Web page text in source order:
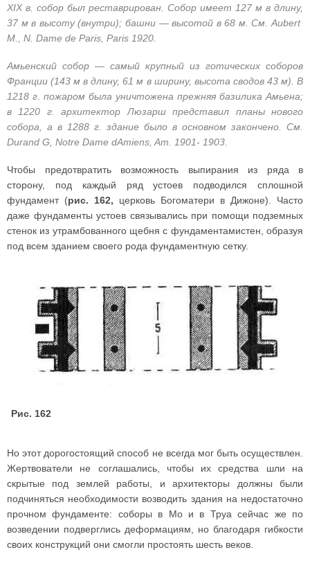
XIX в. собор был реставрирован. Собор имеет 127 м в длину,
37 м в высоту (внутри); башни — высотой в 68 м. См. Aubert
M., N. Dame de Paris, Paris 1920.
Амьенский собор — самый крупный из готических соборов
Франции (143 м в длину, 61 м в ширину, высота сводов 43 м). В
1218 г. пожаром была уничтожена прежняя базилика Амьена;
в 1220 г. архитектор Люзарш представил планы нового
собора, а в 1288 г. здание было в основном закончено. См.
Durand G, Notre Dame dAmiens, Am. 1901- 1903.
Чтобы предотвратить возможность выпирания из ряда в
сторону, под каждый ряд устоев подводился сплошной
фундамент (рис. 162, церковь Богоматери в Дижоне). Часто
даже фундаменты устоев связывались при помощи подземных
стенок из утрамбованного щебня с фундаментамистен, образуя
под всем зданием своего рода фундаментную сетку.
Рис. 162
Но этот дорогостоящий способ не всегда мог быть осуществлен.
Жертвователи не соглашались, чтобы их средства шли на
скрытые под землей работы, и архитекторы должны были
подчиняться необходимости возводить здания на недостаточно
прочном фундаменте: соборы в Мо и в Труа сейчас же по
возведении подверглись деформациям, но благодаря гибкости
своих конструкций они смогли простоять шесть веков.